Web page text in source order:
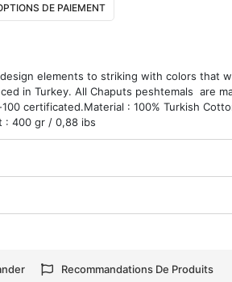
DE PAIEMENT
elements to striking with colors that
in Turkey. All Chaputs peshtemals are
certificated.Material : 100% Turkish
: 400 gr / 0,88 ibs
Recommandations De Produits